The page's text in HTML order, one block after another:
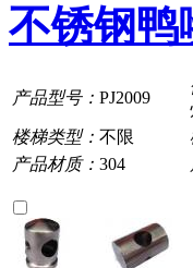
不锈钢鸭
产品型号： PJ2009
楼梯类型： 不限
产品材质： 304